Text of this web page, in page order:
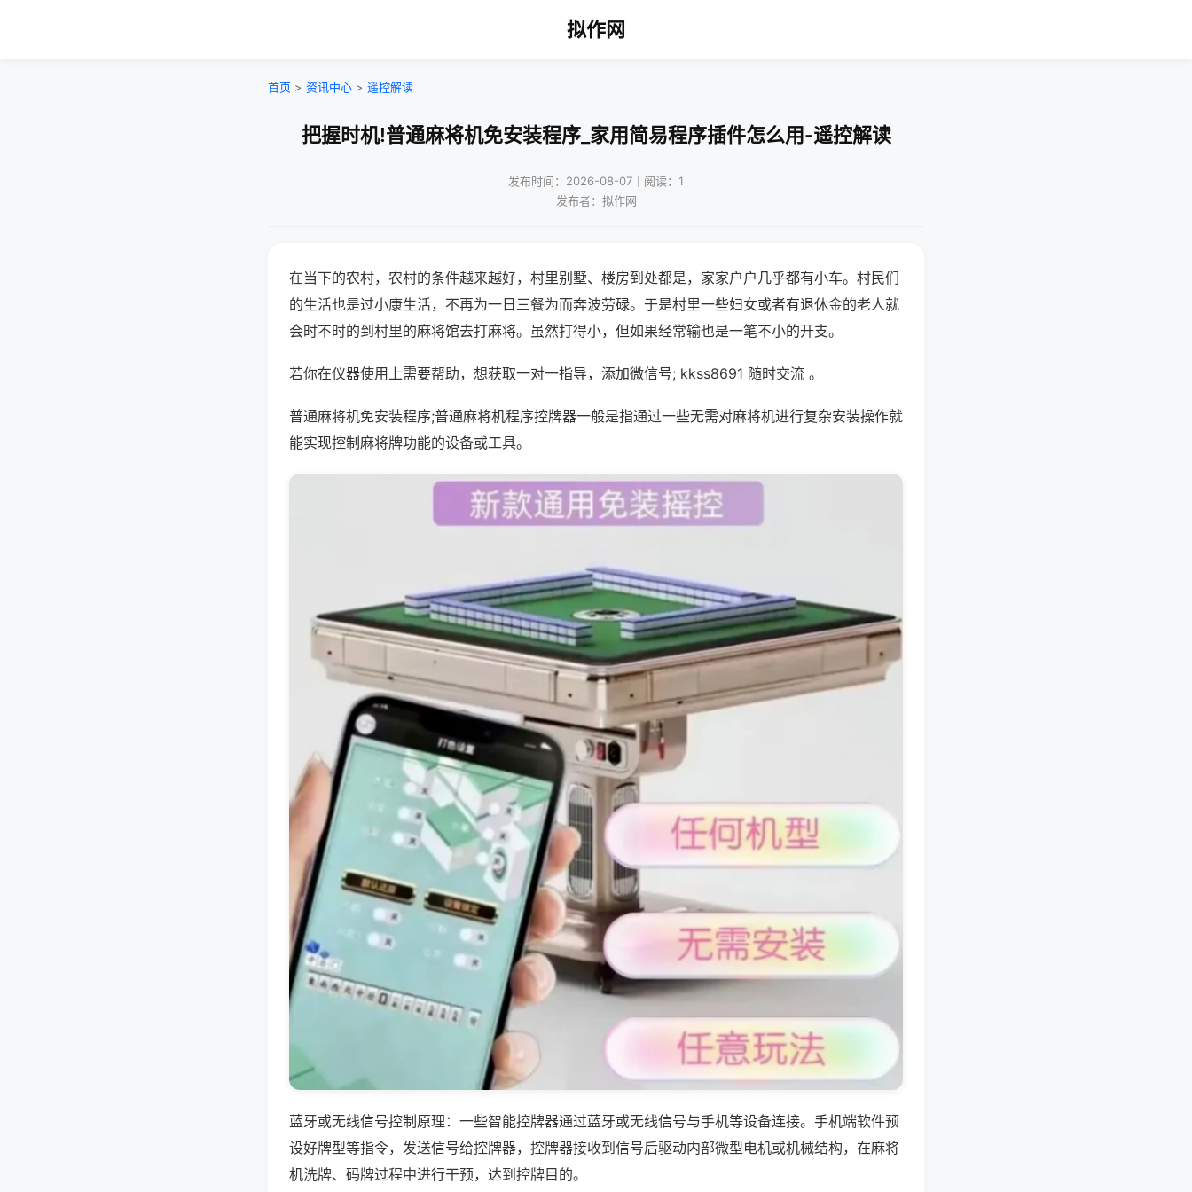
拟作网
首页 > 资讯中心 > 遥控解读
把握时机!普通麻将机免安装程序_家用简易程序插件怎么用-遥控解读
发布时间：2026-08-07｜阅读：1
发布者：拟作网
在当下的农村，农村的条件越来越好，村里别墅、楼房到处都是，家家户户几乎都有小车。村民们
的生活也是过小康生活，不再为一日三餐为而奔波劳碌。于是村里一些妇女或者有退休金的老人就
会时不时的到村里的麻将馆去打麻将。虽然打得小，但如果经常输也是一笔不小的开支。
若你在仪器使用上需要帮助，想获取一对一指导，添加微信号; kkss8691 随时交流 。
普通麻将机免安装程序;普通麻将机程序控牌器一般是指通过一些无需对麻将机进行复杂安装操作就
能实现控制麻将牌功能的设备或工具。
蓝牙或无线信号控制原理：一些智能控牌器通过蓝牙或无线信号与手机等设备连接。手机端软件预
设好牌型等指令，发送信号给控牌器，控牌器接收到信号后驱动内部微型电机或机械结构，在麻将
机洗牌、码牌过程中进行干预，达到控牌目的。